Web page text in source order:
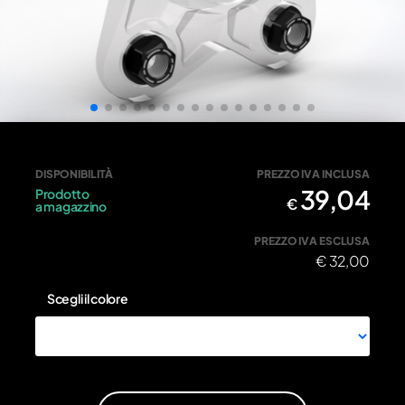
K13N - NERO • Kit 5 dadi M10x1.25
DISPONIBILITÀ
Prodotto
a magazzino
PREZZO IVA INCLUSA
€39,04
PREZZO IVA ESCLUSA
€32,00
Scegli il colore